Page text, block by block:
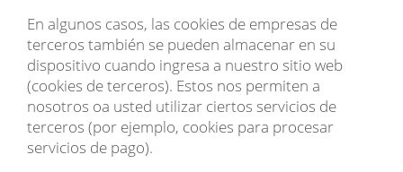
En algunos casos, las cookies de empresas de
terceros también se pueden almacenar en su
dispositivo cuando ingresa a nuestro sitio web
(cookies de terceros). Estos nos permiten a
nosotros oa usted utilizar ciertos servicios de
terceros (por ejemplo, cookies para procesar
servicios de pago).